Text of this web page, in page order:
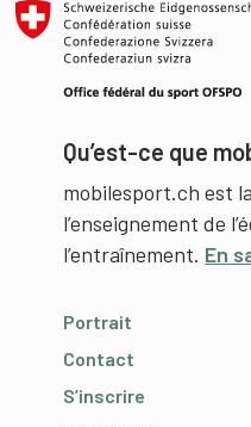
Qu’est-ce que
mobilesport.ch est
l’enseignement de
l’entraînement. En
Portrait
Contact
S’inscrire